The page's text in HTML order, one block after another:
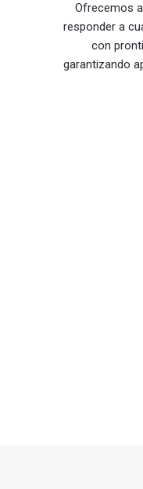
Ofrecemos
responder a
con
garantizando